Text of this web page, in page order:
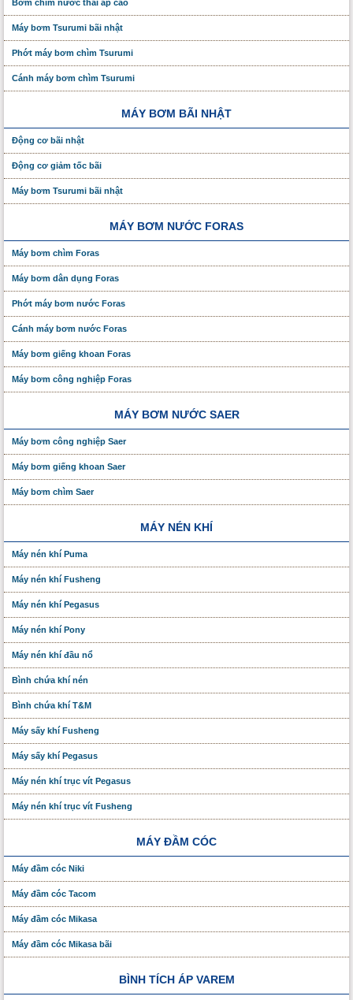
Bơm chìm nước thải áp cao
Máy bơm Tsurumi bãi nhật
Phớt máy bơm chìm Tsurumi
Cánh máy bơm chìm Tsurumi
MÁY BƠM BÃI NHẬT
Động cơ bãi nhật
Động cơ giảm tốc bãi
Máy bơm Tsurumi bãi nhật
MÁY BƠM NƯỚC FORAS
Máy bơm chìm Foras
Máy bơm dân dụng Foras
Phớt máy bơm nước Foras
Cánh máy bơm nước Foras
Máy bơm giếng khoan Foras
Máy bơm công nghiệp Foras
MÁY BƠM NƯỚC SAER
Máy bơm công nghiệp Saer
Máy bơm giếng khoan Saer
Máy bơm chìm Saer
MÁY NÉN KHÍ
Máy nén khí Puma
Máy nén khí Fusheng
Máy nén khí Pegasus
Máy nén khí Pony
Máy nén khí đầu nổ
Bình chứa khí nén
Bình chứa khí T&M
Máy sấy khí Fusheng
Máy sấy khí Pegasus
Máy nén khí trục vít Pegasus
Máy nén khí trục vít Fusheng
MÁY ĐẦM CÓC
Máy đầm cóc Niki
Máy đầm cóc Tacom
Máy đầm cóc Mikasa
Máy đầm cóc Mikasa bãi
BÌNH TÍCH ÁP VAREM